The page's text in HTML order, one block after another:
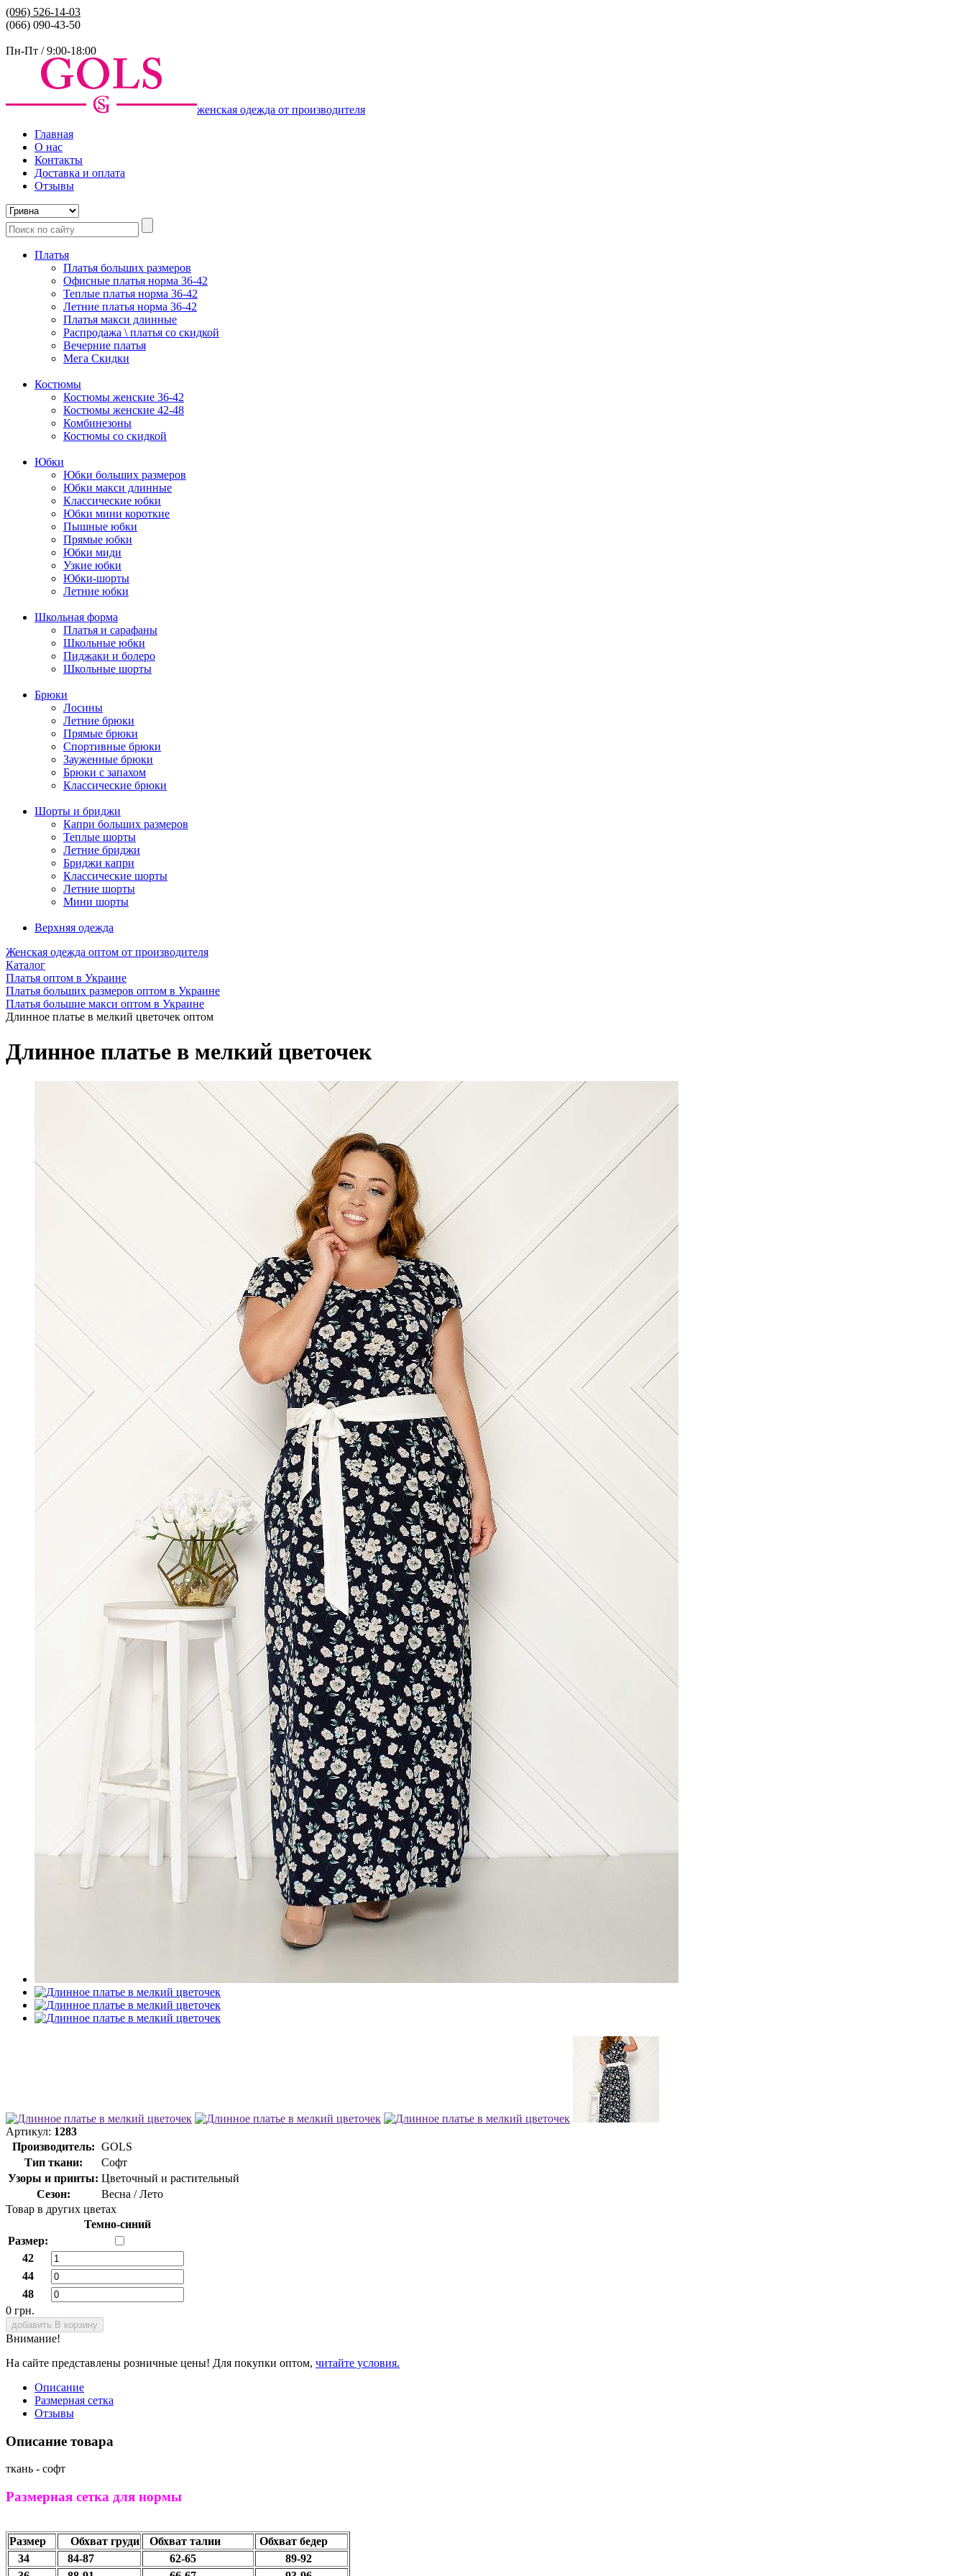
(096) 526-14-03
(066) 090-43-50
Пн-Пт / 9:00-18:00
женская одежда от производителя
Главная
О нас
Контакты
Доставка и оплата
Отзывы
Платья
Платья больших размеров
Офисные платья норма 36-42
Теплые платья норма 36-42
Летние платья норма 36-42
Платья макси длинные
Распродажа \ платья со скидкой
Вечерние платья
Мега Скидки
Костюмы
Костюмы женские 36-42
Костюмы женские 42-48
Комбинезоны
Костюмы со скидкой
Юбки
Юбки больших размеров
Юбки макси длинные
Классические юбки
Юбки мини короткие
Пышные юбки
Прямые юбки
Юбки миди
Узкие юбки
Юбки-шорты
Летние юбки
Школьная форма
Платья и сарафаны
Школьные юбки
Пиджаки и болеро
Школьные шорты
Брюки
Лосины
Летние брюки
Прямые брюки
Спортивные брюки
Зауженные брюки
Брюки с запахом
Классические брюки
Шорты и бриджи
Капри больших размеров
Теплые шорты
Летние бриджи
Бриджи капри
Классические шорты
Летние шорты
Мини шорты
Верхняя одежда
Женская одежда оптом от производителя
Каталог
Платья оптом в Украине
Платья больших размеров оптом в Украине
Платья большие макси оптом в Украине
Длинное платье в мелкий цветочек оптом
Длинное платье в мелкий цветочек
Артикул: 1283
Производитель: GOLS
Тип ткани:
Софт
Узоры и принты: Цветочный и растительный
Сезон:
Весна / Лето
Товар в других цветах
Темно-синий
Размер:
42
44
48
0 грн.
добавить В корзину
Внимание!
На сайте представлены розничные цены! Для покупки оптом, читайте условия.
Описание
Размерная сетка
Отзывы
Описание товара
ткань - софт
Размерная сетка для нормы
Размер Обхват груди Обхват талии
Обхват бедер
34
84-87 62-65
89-92